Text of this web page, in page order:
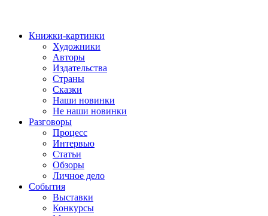
Книжки-картинки
Художники
Авторы
Издательства
Страны
Сказки
Наши новинки
Не наши новинки
Разговоры
Процесс
Интервью
Статьи
Обзоры
Личное дело
События
Выставки
Конкурсы